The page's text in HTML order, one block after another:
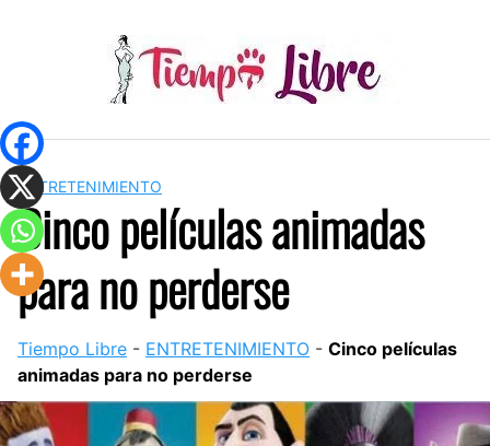
ENTRETENIMIENTO
Cinco películas animadas
para no perderse
Tiempo Libre - ENTRETENIMIENTO - Cinco películas
animadas para no perderse